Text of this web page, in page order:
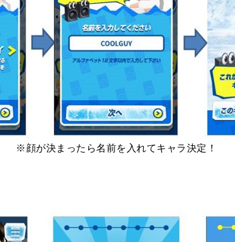
※顔が決まったら名前を入れてキャラ決定！